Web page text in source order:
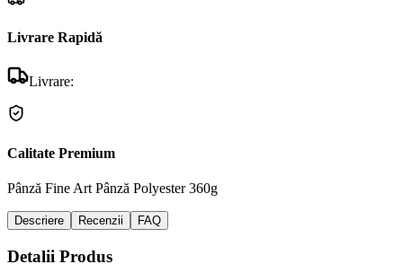
Livrare Rapidă
Livrare:
Calitate Premium
Pânză Fine Art Pânză Polyester 360g
Descriere Recenzii FAQ
Detalii Produs